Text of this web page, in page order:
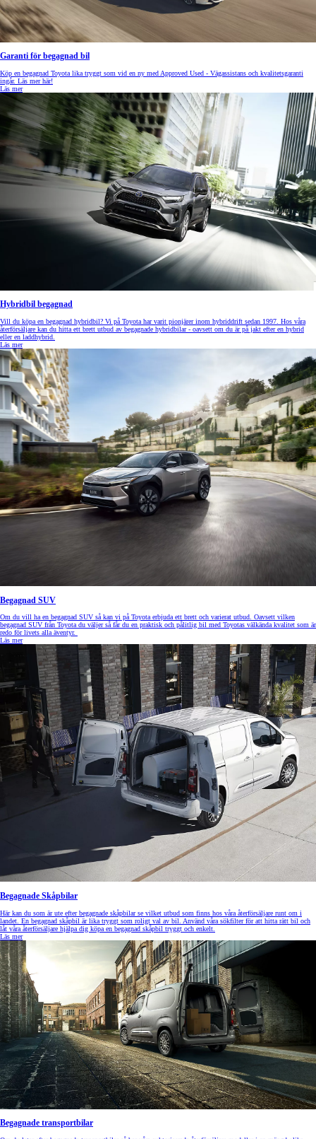
Garanti för begagnad bil
Köp en begagnad Toyota lika tryggt som vid en ny med Approved Used - Vägassistans och kvalitetsgaranti
ingår. Läs mer här!
Läs mer
Hybridbil begagnad
Vill du köpa en begagnad hybridbil? Vi på Toyota har varit pionjärer inom hybriddrift sedan 1997. Hos våra
återförsäljare kan du hitta ett brett utbud av begagnade hybridbilar - oavsett om du är på jakt efter en hybrid
eller en laddhybrid.
Läs mer
Begagnad SUV
Om du vill ha en begagnad SUV så kan vi på Toyota erbjuda ett brett och varierat utbud. Oavsett vilken
begagnad SUV från Toyota du väljer så får du en praktisk och pålitlig bil med Toyotas välkända kvalitet som är
redo för livets alla äventyr.
Läs mer
Begagnade Skåpbilar
Här kan du som är ute efter begagnade skåpbilar se vilket utbud som finns hos våra återförsäljare runt om i
landet. En begagnad skåpbil är lika tryggt som roligt val av bil. Använd våra sökfilter för att hitta rätt bil och
låt våra återförsäljare hjälpa dig köpa en begagnad skåpbil tryggt och enkelt.
Läs mer
Begagnade transportbilar